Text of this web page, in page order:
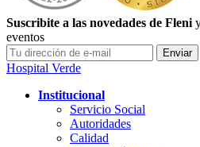
Suscribite a las novedades de Fleni
eventos
Hospital Verde
Institucional
Servicio Social
Autoridades
Calidad